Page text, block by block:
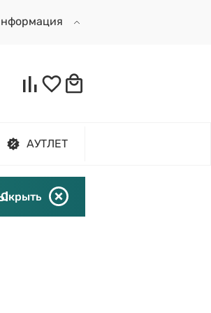
АУТЛЕТ
Скрыть